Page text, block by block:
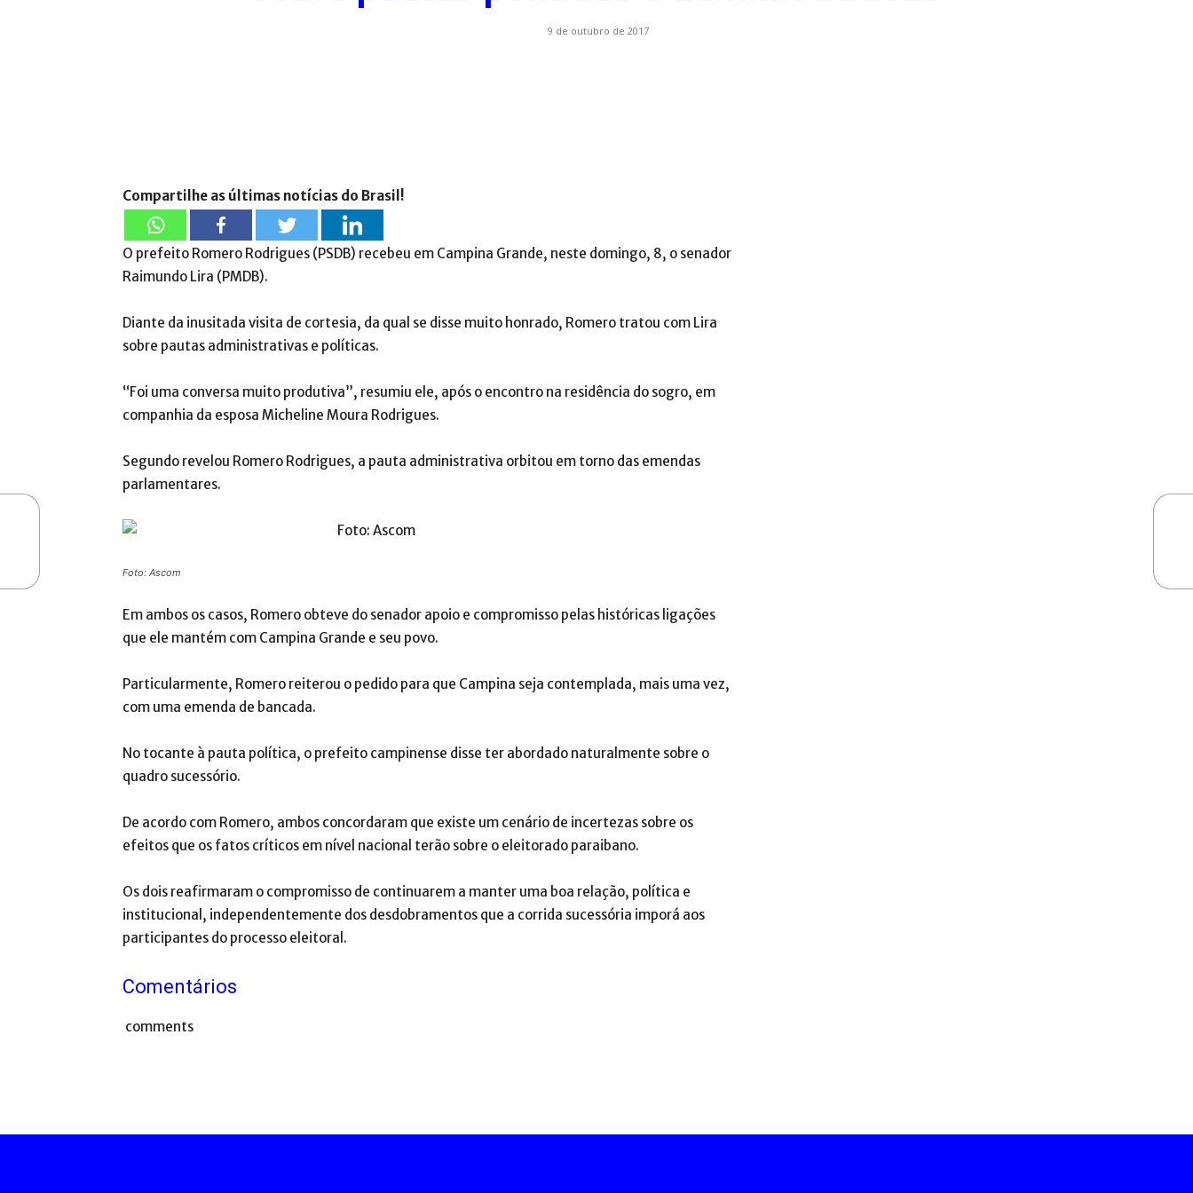
9 de outubro de 2017
Compartilhe as últimas notícias do Brasil!
O prefeito Romero Rodrigues (PSDB) recebeu em Campina Grande, neste domingo, 8, o senador
Raimundo Lira (PMDB).
Diante da inusitada visita de cortesia, da qual se disse muito honrado, Romero tratou com Lira
sobre pautas administrativas e políticas.
“Foi uma conversa muito produtiva”, resumiu ele, após o encontro na residência do sogro, em
companhia da esposa Micheline Moura Rodrigues.
Segundo revelou Romero Rodrigues, a pauta administrativa orbitou em torno das emendas
parlamentares.
Foto: Ascom
Em ambos os casos, Romero obteve do senador apoio e compromisso pelas históricas ligações
que ele mantém com Campina Grande e seu povo.
Particularmente, Romero reiterou o pedido para que Campina seja contemplada, mais uma vez,
com uma emenda de bancada.
No tocante à pauta política, o prefeito campinense disse ter abordado naturalmente sobre o
quadro sucessório.
De acordo com Romero, ambos concordaram que existe um cenário de incertezas sobre os
efeitos que os fatos críticos em nível nacional terão sobre o eleitorado paraibano.
Os dois reafirmaram o compromisso de continuarem a manter uma boa relação, política e
institucional, independentemente dos desdobramentos que a corrida sucessória imporá aos
participantes do processo eleitoral.
Comentários
comments